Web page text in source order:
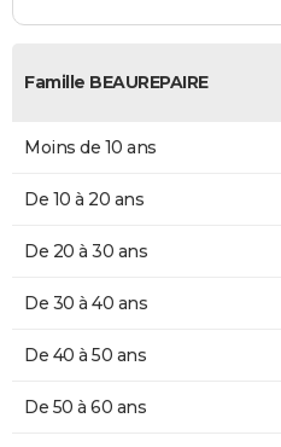
Famille BEAUREPAIRE
Moins de 10 ans
De 10 à 20 ans
De 20 à 30 ans
De 30 à 40 ans
De 40 à 50 ans
De 50 à 60 ans